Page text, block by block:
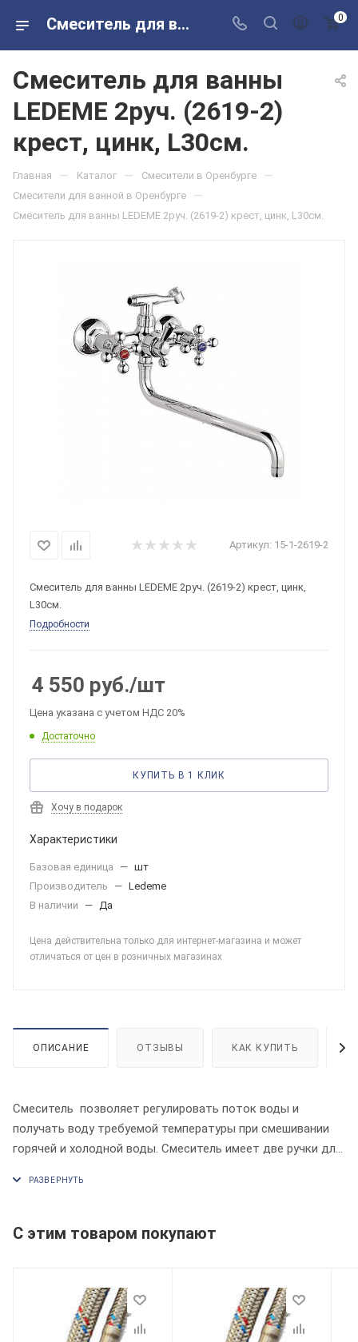
Смеситель для ванны LEDEME 2руч. (2619-2) крест, цинк, L30см. в розничных магазинах Сантехторг 0
Смеситель для ванны
LEDEME 2руч. (2619-2)
крест, цинк, L30см.
Главная — Каталог — Смесители в Оренбурге —
Смесители для ванной в Оренбурге —
Смеситель для ванны LEDEME 2руч. (2619-2) крест, цинк, L30см.
Артикул: 15-1-2619-2
Смеситель для ванны LEDEME 2руч. (2619-2) крест, цинк,
L30см.
Подробности
4 550 руб./шт
Цена указана с учетом НДС 20%
Достаточно
КУПИТЬ В 1 КЛИК
Хочу в подарок
Характеристики
Базовая единица — шт
Производитель
— Ledeme
В наличии
— Да
Цена действительна только для интернет-магазина и может
отличаться от цен в розничных магазинах
ОПИСАНИЕ ОТЗЫВЫ КАК КУПИТЬ
Смеситель позволяет регулировать поток воды и
получать воду требуемой температуры при смешивании
горячей и холодной воды. Смеситель имеет две ручки для
С этим товаром покупают